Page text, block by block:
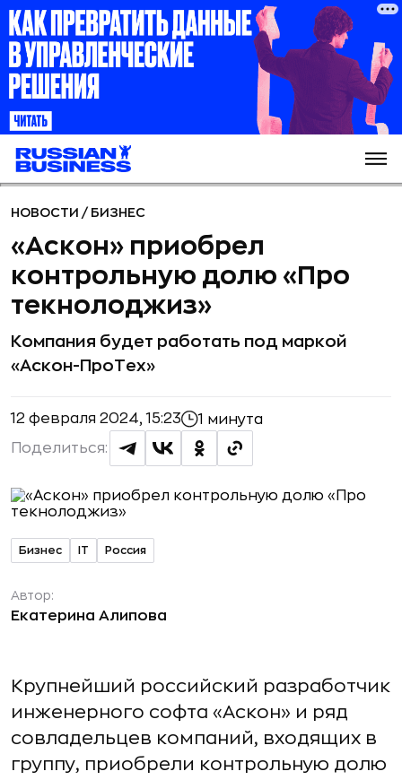
НОВОСТИ / БИЗНЕС
«Аскон» приобрел
контрольную долю «Про
текнолоджиз»
Компания будет работать под маркой
«Аскон-ПроТех»
12 февраля 2024, 15:23 1 минута
Поделиться:
Бизнес IT Россия
Автор:
Екатерина Алипова
Крупнейший российский разработчик
инженерного софта «Аскон» и ряд
совладельцев компаний, входящих в
группу, приобрели контрольную долю